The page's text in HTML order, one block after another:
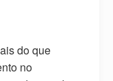
do que
no